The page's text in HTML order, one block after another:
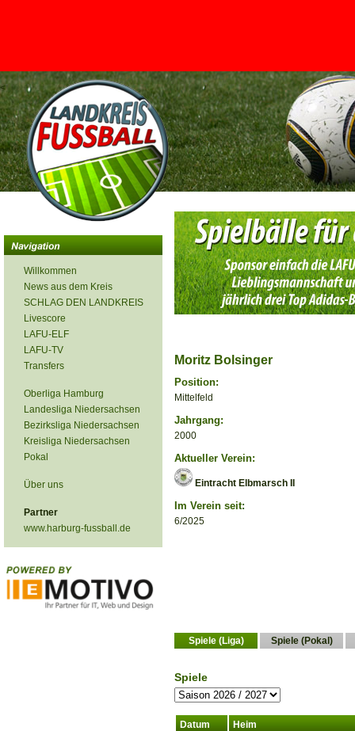
<
Willkommen
News aus dem Kreis
SCHLAG DEN LANDKREIS
Livescore
LAFU-ELF
LAFU-TV
Transfers
Oberliga Hamburg
Landesliga Niedersachsen
Bezirksliga Niedersachsen
Kreisliga Niedersachsen
Pokal
Über uns
Partner
www.harburg-fussball.de
Moritz Bolsinger
Position:
Mittelfeld
Jahrgang:
2000
Aktueller Verein:
Eintracht Elbmarsch II
Im Verein seit:
6/2025
Spiele (Liga) Spiele (Pokal)
Spiele
Datum Heim